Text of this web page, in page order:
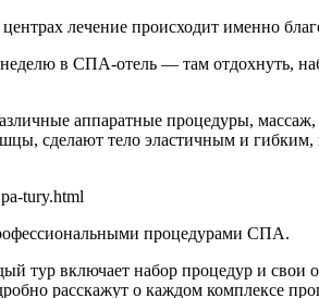
лечение происходит именно
в СПА-отель — там отдохнуть,
аппаратные процедуры, массаж,
сделают тело эластичным и гибким,
tury.html
процедурами СПА.
тур включает набор процедур и
расскажут о каждом комплексе